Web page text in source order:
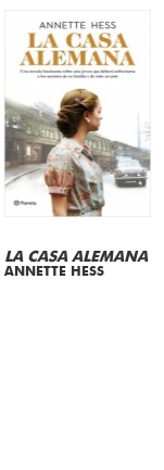
LA CASA ALEMANA
ANNETTE HESS